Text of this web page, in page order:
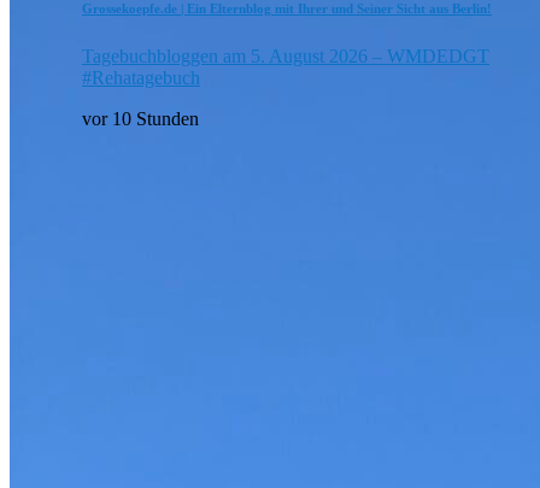
Grossekoepfe.de | Ein Elternblog mit Ihrer und Seiner Sicht aus Berlin!
Tagebuchbloggen am 5. August 2026 – WMDEDGT
#Rehatagebuch
vor 10 Stunden